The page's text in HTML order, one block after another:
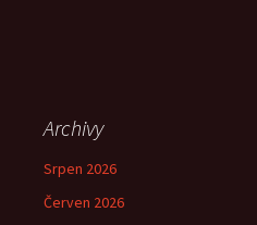
Archivy
Srpen 2026
Červen 2026